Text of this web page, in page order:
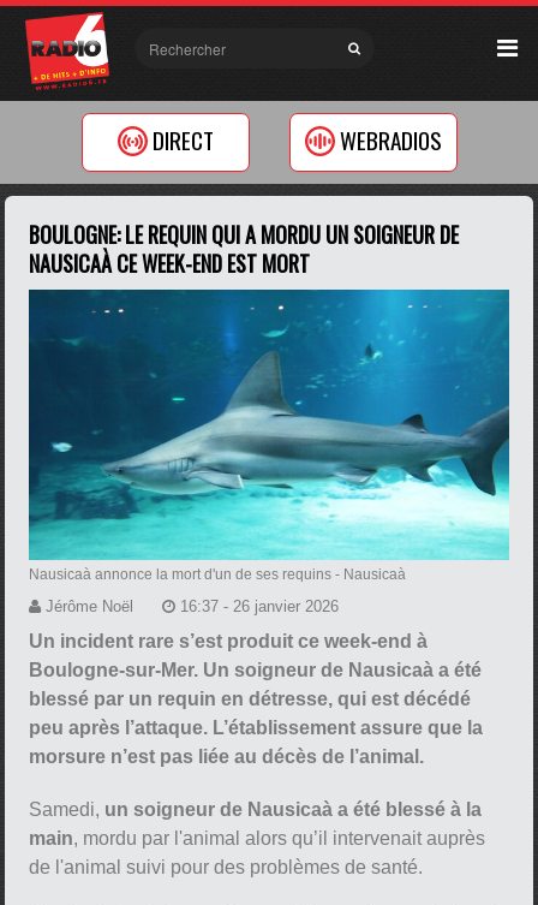
DIRECT WEBRADIOS
BOULOGNE: LE REQUIN QUI A MORDU UN SOIGNEUR DE
NAUSICAÀ CE WEEK-END EST MORT
Nausicaà annonce la mort d'un de ses requins - Nausicaà
Jérôme Noël 16:37 - 26 janvier 2026
Un incident rare s’est produit ce week-end à
Boulogne-sur-Mer. Un soigneur de Nausicaà a été
blessé par un requin en détresse, qui est décédé
peu après l’attaque. L’établissement assure que la
morsure n’est pas liée au décès de l’animal.
Samedi, un soigneur de Nausicaà a été blessé à la
main, mordu par l'animal alors qu’il intervenait auprès
de l'animal suivi pour des problèmes de santé.